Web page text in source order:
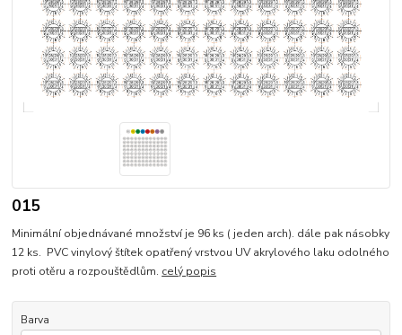
015
Minimální objednávané množství je 96 ks ( jeden arch). dále pak násobky
12 ks. PVC vinylový štítek opatřený vrstvou UV akrylového laku odolného
proti otěru a rozpouštědlům. celý popis
Barva